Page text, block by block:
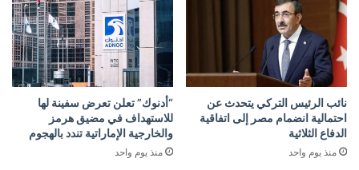
نائب الرئيس التركي يتحدث عن
احتمالية انضمام مصر إلى اتفاقية
الدفاع الثلاثية
منذ يوم واحد
“أدنوك” تعلن تعرض سفينة لها
للاستهداف في مضيق هرمز
والخارجية الإماراتية تندد بالهجوم
منذ يوم واحد